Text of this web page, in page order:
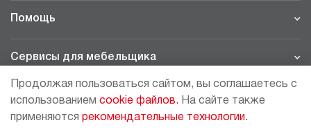
Помощь
Сервисы для мебельщика
МОСКВА - ШОУРУМ/СКЛАД
Продолжая пользоваться сайтом, вы соглашаетесь с
использованием cookie файлов. На сайте также
применяются рекомендательные технологии.